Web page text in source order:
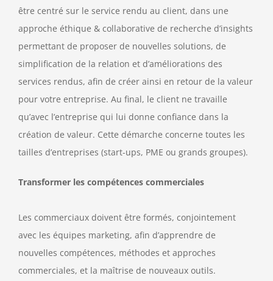
être centré sur le service rendu au client, dans une
approche éthique & collaborative de recherche d’insights
permettant de proposer de nouvelles solutions, de
simplification de la relation et d’améliorations des
services rendus, afin de créer ainsi en retour de la valeur
pour votre entreprise. Au final, le client ne travaille
qu’avec l’entreprise qui lui donne confiance dans la
création de valeur. Cette démarche concerne toutes les
tailles d’entreprises (start-ups, PME ou grands groupes).
Transformer les compétences commerciales
Les commerciaux doivent être formés, conjointement
avec les équipes marketing, afin d’apprendre de
nouvelles compétences, méthodes et approches
commerciales, et la maîtrise de nouveaux outils.